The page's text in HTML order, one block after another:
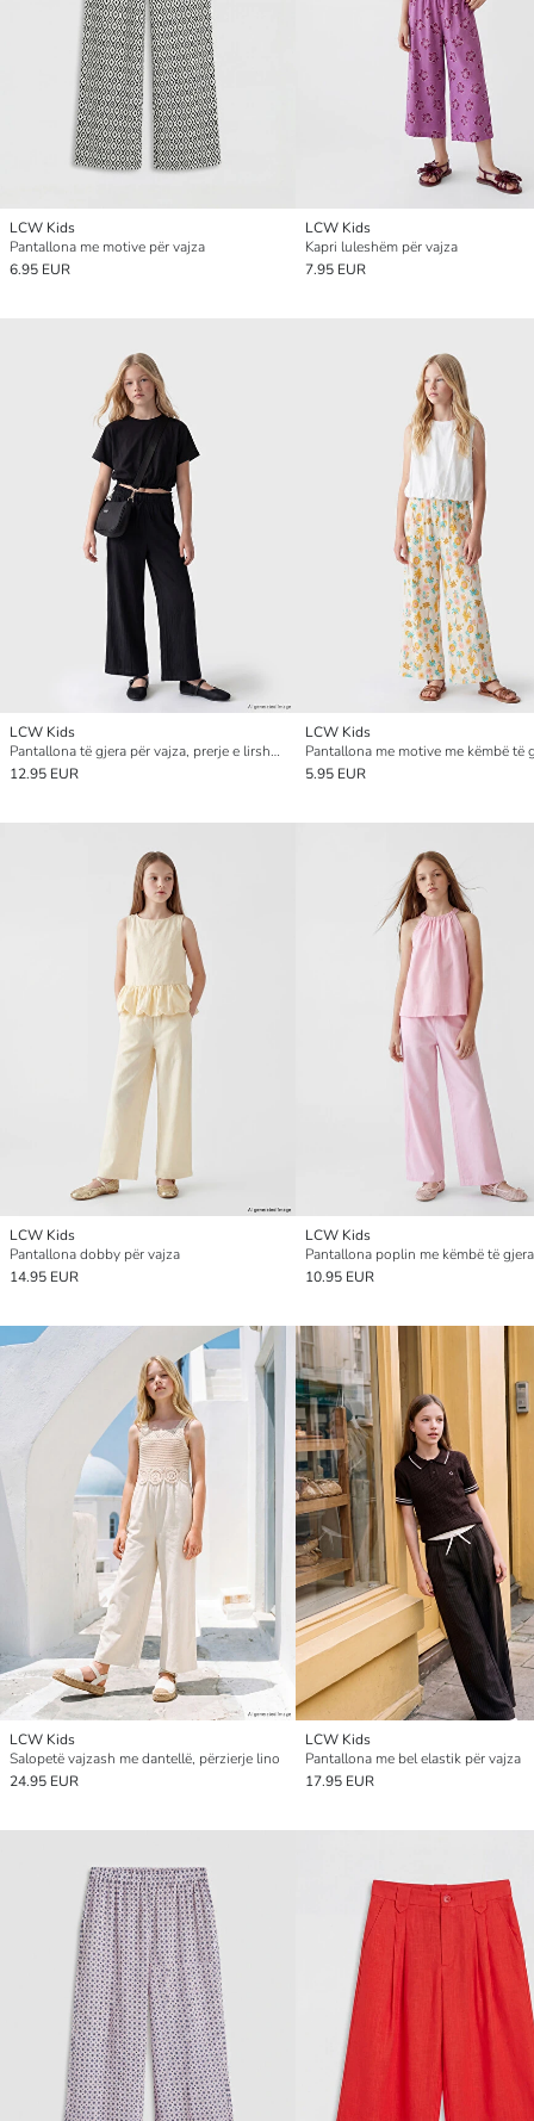
LCW Kids
Pantallona me motive për vajza
6.95 EUR
LCW Kids
Kapri luleshëm për vajza
7.95 EUR
LCW Kids
Pantallona të gjera për vajza, prerje e lirshme
12.95 EUR
LCW Kids
5.95 EUR
LCW Kids
Pantallona dobby për vajza
14.95 EUR
LCW Kids
10.95 EUR
LCW Kids
Salopetë vajzash me dantellë, përzierje lino
24.95 EUR
LCW Kids
Pantallona me bel elastik për vajza
17.95 EUR